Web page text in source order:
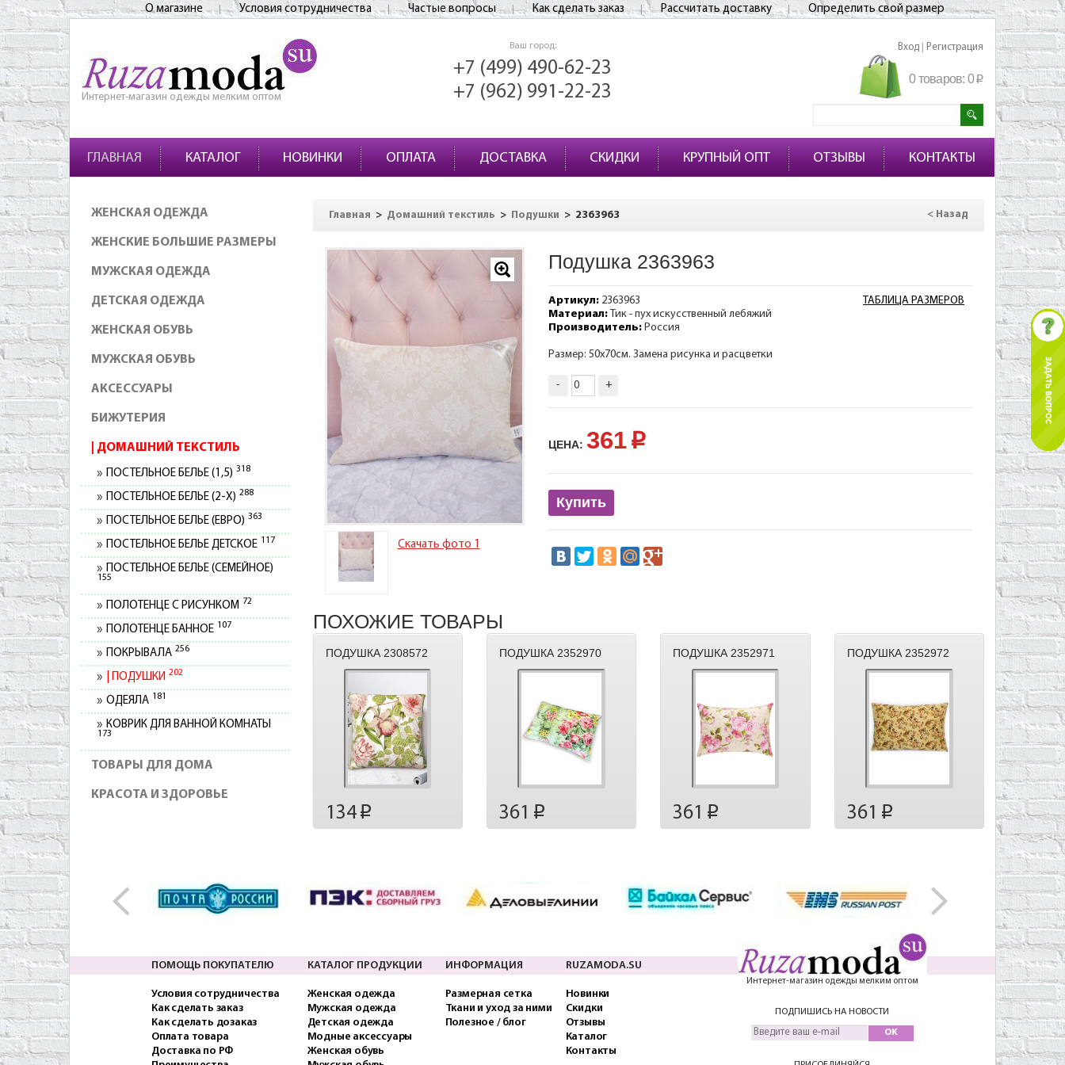
О магазине Условия сотрудничества Частые вопросы Как сделать заказ Рассчитать доставку Определить свой размер
Интернет-магазин одежды мелким оптом
Ваш город:
+7 (499) 490-62-23
+7 (962) 991-22-23
Вход Регистрация
0 товаров: 0p
ГЛАВНАЯ КАТАЛОГ НОВИНКИ ОПЛАТА ДОСТАВКА СКИДКИ КРУПНЫЙ ОПТ ОТЗЫВЫ КОНТАКТЫ
ЖЕНСКАЯ ОДЕЖДА
ЖЕНСКИЕ БОЛЬШИЕ РАЗМЕРЫ
МУЖСКАЯ ОДЕЖДА
ДЕТСКАЯ ОДЕЖДА
ЖЕНСКАЯ ОБУВЬ
МУЖСКАЯ ОБУВЬ
АКСЕССУАРЫ
БИЖУТЕРИЯ
ДОМАШНИЙ ТЕКСТИЛЬ
ПОСТЕЛЬНОЕ БЕЛЬЕ (1,5) 318
ПОСТЕЛЬНОЕ БЕЛЬЕ (2-Х) 288
ПОСТЕЛЬНОЕ БЕЛЬЕ (ЕВРО) 363
ПОСТЕЛЬНОЕ БЕЛЬЕ ДЕТСКОЕ 117
ПОСТЕЛЬНОЕ БЕЛЬЕ (СЕМЕЙНОЕ)
155
ПОЛОТЕНЦЕ С РИСУНКОМ 72
ПОЛОТЕНЦЕ БАННОЕ 107
ПОКРЫВАЛА 256
ПОДУШКИ 202
ОДЕЯЛА 181
КОВРИК ДЛЯ ВАННОЙ КОМНАТЫ
173
ТОВАРЫ ДЛЯ ДОМА
КРАСОТА И ЗДОРОВЬЕ
Главная > Домашний текстиль > Подушки > 2363963 < Назад
Скачать фото 1
Подушка 2363963
ТАБЛИЦА РАЗМЕРОВ
Артикул:2363963
Материал:Тик - пух искусственный лебяжий
Производитель:Россия
Размер: 50х70см. Замена рисунка и расцветки
- +
ЦЕНА: 361 p
Купить
ПОХОЖИЕ ТОВАРЫ
ПОДУШКА 2308572
134p
ПОДУШКА 2352970
361 p
ПОДУШКА 2352971
361 p
ПОДУШКА 2352972
361 p
ПОМОЩЬ ПОКУПАТЕЛЮ
Условия сотрудничества
Как сделать заказ
Как сделать дозаказ
Оплата товара
Доставка по РФ
КАТАЛОГ ПРОДУКЦИИ
Женская одежда
Мужская одежда
Детская одежда
Модные аксессуары
Женская обувь
ИНФОРМАЦИЯ
Размерная сетка
Ткани и уход за ними
Полезное / блог
RUZAMODA.SU
Новинки
Скидки
Отзывы
Каталог
Контакты
Интернет-магазин одежды мелким оптом
ПОДПИШИСЬ НА НОВОСТИ
OK